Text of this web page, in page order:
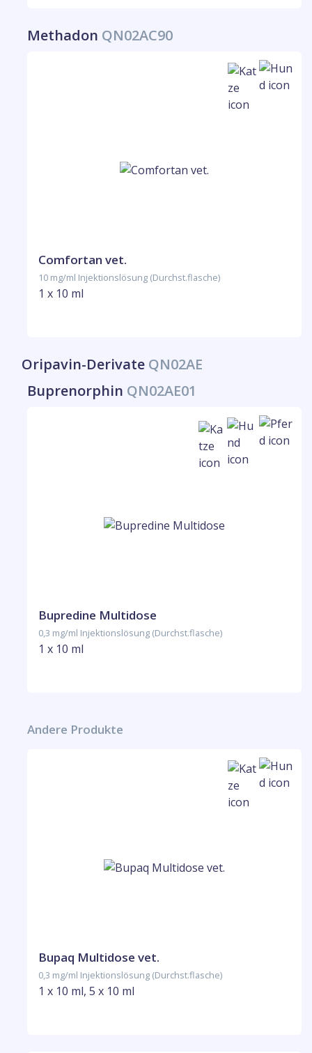
Methadon QN02AC90
Comfortan vet.
10 mg/ml Injektionslösung (Durchst.flasche)
1 x 10 ml
Oripavin-Derivate QN02AE
Buprenorphin QN02AE01
Bupredine Multidose
0,3 mg/ml Injektionslösung (Durchst.flasche)
1 x 10 ml
Andere Produkte
Bupaq Multidose vet.
0,3 mg/ml Injektionslösung (Durchst.flasche)
1 x 10 ml, 5 x 10 ml